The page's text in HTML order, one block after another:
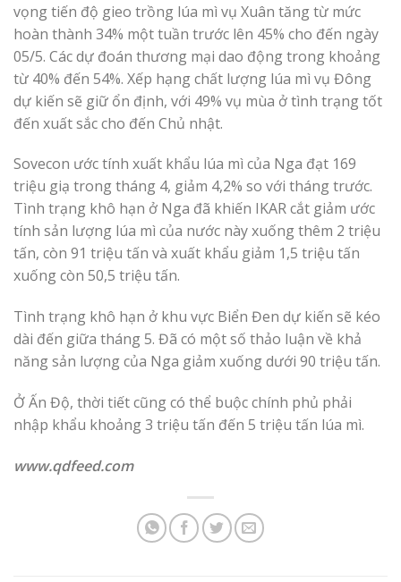
vọng tiến độ gieo trồng lúa mì vụ Xuân tăng từ mức
hoàn thành 34% một tuần trước lên 45% cho đến ngày
05/5. Các dự đoán thương mại dao động trong khoảng
từ 40% đến 54%. Xếp hạng chất lượng lúa mì vụ Đông
dự kiến ​​sẽ giữ ổn định, với 49% vụ mùa ở tình trạng tốt
đến xuất sắc cho đến Chủ nhật.
Sovecon ước tính xuất khẩu lúa mì của Nga đạt 169
triệu giạ trong tháng 4, giảm 4,2% so với tháng trước.
Tình trạng khô hạn ở Nga đã khiến IKAR cắt giảm ước
tính sản lượng lúa mì của nước này xuống thêm 2 triệu
tấn, còn 91 triệu tấn và xuất khẩu giảm 1,5 triệu tấn
xuống còn 50,5 triệu tấn.
Tình trạng khô hạn ở khu vực Biển Đen dự kiến ​​sẽ kéo
dài đến giữa tháng 5. Đã có một số thảo luận về khả
năng sản lượng của Nga giảm xuống dưới 90 triệu tấn.
Ở Ấn Độ, thời tiết cũng có thể buộc chính phủ phải
nhập khẩu khoảng 3 triệu tấn đến 5 triệu tấn lúa mì.
www.qdfeed.com